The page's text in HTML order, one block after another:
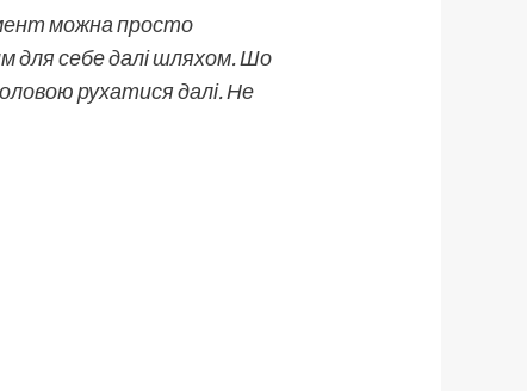
можна просто
для себе далі шляхом. Шо
рухатися далі. Не